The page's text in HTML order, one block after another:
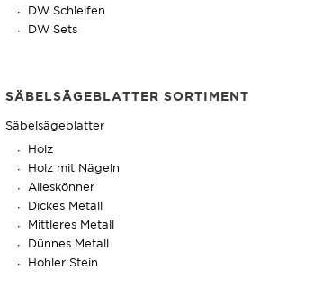
DW Schleifen
DW Sets
SÄBELSÄGEBLATTER SORTIMENT
Säbelsägeblatter
Holz
Holz mit Nägeln
Alleskönner
Dickes Metall
Mittleres Metall
Dünnes Metall
Hohler Stein